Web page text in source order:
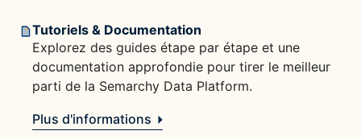
Tutoriels & Documentation
Explorez des guides étape par étape et une
documentation approfondie pour tirer le meilleur
parti de la Semarchy Data Platform.
Plus d'informations